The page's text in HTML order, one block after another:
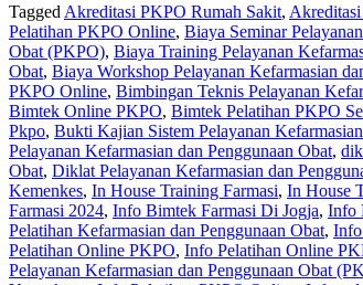
Tagged Akreditasi PKPO Rumah Sakit,
Pelatihan PKPO Online, Biaya Seminar
Obat (PKPO), Biaya Training Pelayanan
Obat, Biaya Workshop Pelayanan Kefarmasian
PKPO Online, Bimbingan Teknis Pelayanan
Bimtek Online PKPO, Bimtek Pelatihan PKPO
Pkpo, Bukti Kajian Sistem Pelayanan
Pelayanan Kefarmasian dan Penggunaan Obat,
Obat, Diklat Pelayanan Kefarmasian dan
Kemenkes, In House Training Farmasi, In House
Farmasi 2024, Info Bimtek Farmasi Di Jogja, Info
Pelatihan Kefarmasian dan Penggunaan Obat, Info
Pelatihan Online PKPO, Info Pelatihan Online
Pelayanan Kefarmasian dan Penggunaan Obat